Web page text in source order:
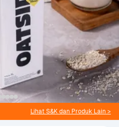
Lihat S&K dan Produk Lain >